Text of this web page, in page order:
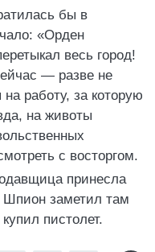
бы в
«Орден
весь город!
— разве не
работу, за которую
на животы
с восторгом.
принесла
Шпион заметил там
пистолет.